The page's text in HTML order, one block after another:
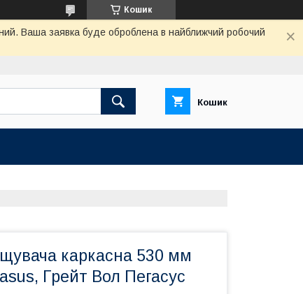
Кошик
Ваша заявка буде оброблена в найближчий робочий
Кошик
каркасна 530 мм
Грейт Вол Пегасус